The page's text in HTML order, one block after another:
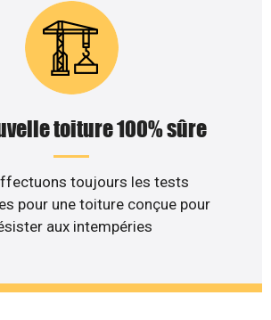
toiture 100% sûre
toujours les tests
pour une toiture conçue pour
aux intempéries